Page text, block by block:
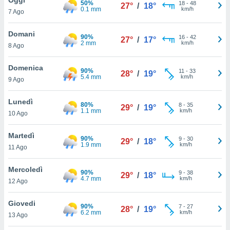
è
al sito
di
ci
di
il
un
la
nella
7 Ago
50%
0.1 mm
27° / 18° 18- 48
km/h
Domani
8 Ago
90%
2 mm
27° / 17° 16- 42
km/h
Domenica
9 Ago
90%
5.4 mm
28° / 19° 11 - 33
km/h
Lunedì
10 Ago
80%
1.1 mm
29° / 19° 8- 35
km/h
Martedì
11 Ago
90%
1.9 mm
29° / 18° 9- 30
km/h
Mercoledì
12 Ago
90%
4.7 mm
29° / 18° 9- 38
km/h
Giovedi
13 Ago
90%
6.2 mm
28° / 19° 7- 27
km/h